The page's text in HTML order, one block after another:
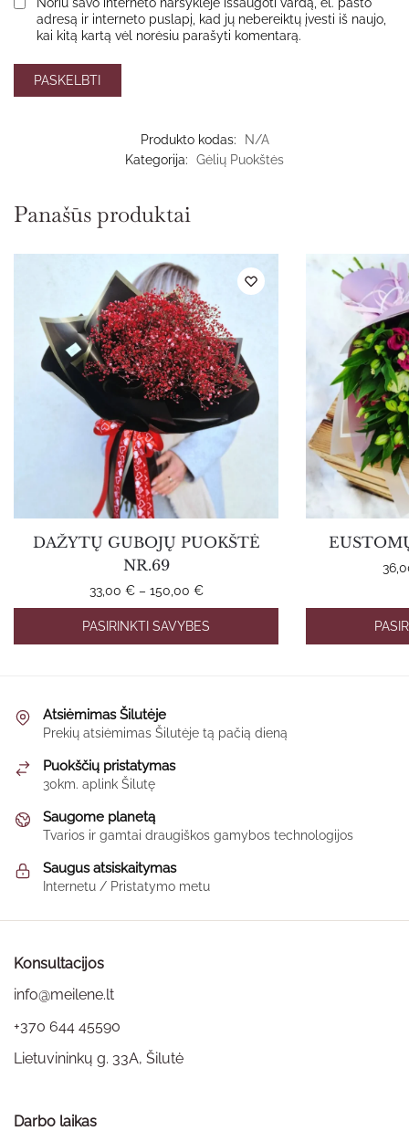
Noriu savo interneto naršyklėje išsaugoti vardą, el. pašto
adresą ir interneto puslapį, kad jų nebereiktų įvesti iš naujo,
kai kitą kartą vėl norėsiu parašyti komentarą.
Produkto kodas:
N/A
Kategorija:
Gėlių Puokštės
Panašūs produktai
DAŽYTŲ GUBOJŲ PUOKŠTĖ
NR.69
33,00 € – 150,00 €Price
range:
33,00 €
through
PASIRINKTI SAVYBES
This
product
variants.
The
may
be
chosen
on
the
product
Atsiėmimas Šilutėje
Prekių atsiėmimas Šilutėje tą pačią dieną
Puokščių pristatymas
30km. aplink Šilutę
Saugome planetą
Tvarios ir gamtai draugiškos gamybos technologijos
Saugus atsiskaitymas
Internetu / Pristatymo metu
Konsultacijos
info@meilene.lt
+370 644 45590
Lietuvininkų g. 33A, Šilutė
Darbo laikas